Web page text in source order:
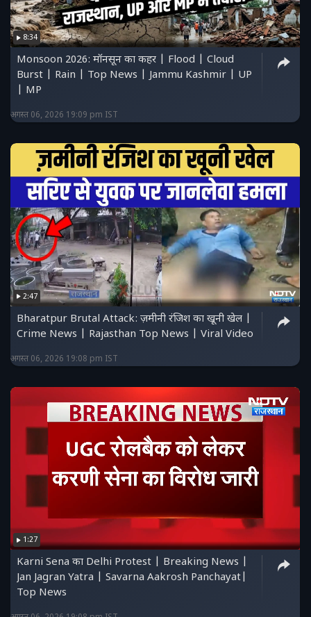
8:34
Monsoon 2026: मॉनसून का कहर | Flood | Cloud
Burst | Rain | Top News | Jammu Kashmir | UP
| MP
अगस्त 06, 2026 19:09 pm IST
2:47
Bharatpur Brutal Attack: ज़मीनी रंजिश का खूनी खेल |
Crime News | Rajasthan Top News | Viral Video
अगस्त 06, 2026 19:08 pm IST
1:27
Karni Sena का Delhi Protest | Breaking News |
Jan Jagran Yatra | Savarna Aakrosh Panchayat|
Top News